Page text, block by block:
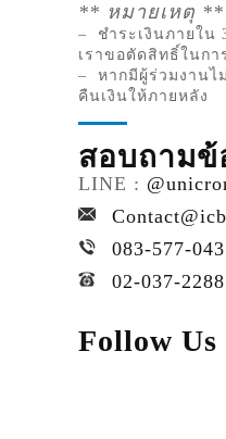
** หมายเหตุ **
– ชำระเงินภายใน
เราขอตัดสิทธิ์ในกา
– หากมีผู้ร่วมงานไ
คืนเงินให้ภายหลัง
สอบถามข้
LINE :
083-577-
02-037-2288
Follow Us